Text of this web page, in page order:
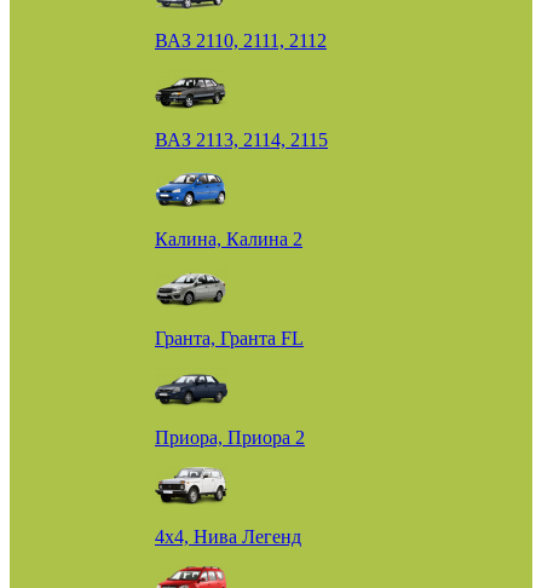
ВАЗ 2110, 2111, 2112
ВАЗ 2113, 2114, 2115
Калина, Калина 2
Гранта, Гранта FL
Приора, Приора 2
4х4, Нива Легенд